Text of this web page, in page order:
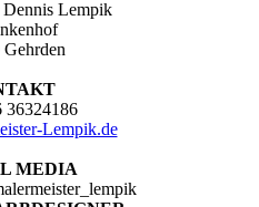
Dennis Lempik
36324186
Lempik.de
MEDIA